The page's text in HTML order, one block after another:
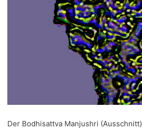
Der Bodhisattva Manjushri (Ausschnitt)